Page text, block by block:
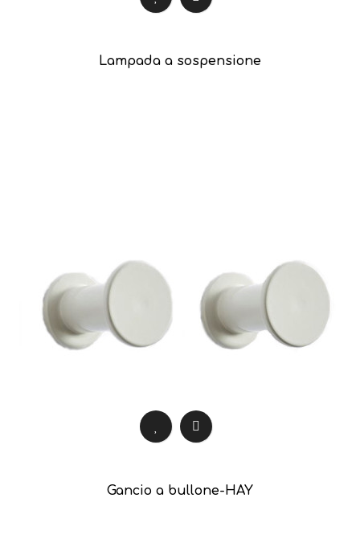
Lampada a sospensione
Gancio a bullone-HAY